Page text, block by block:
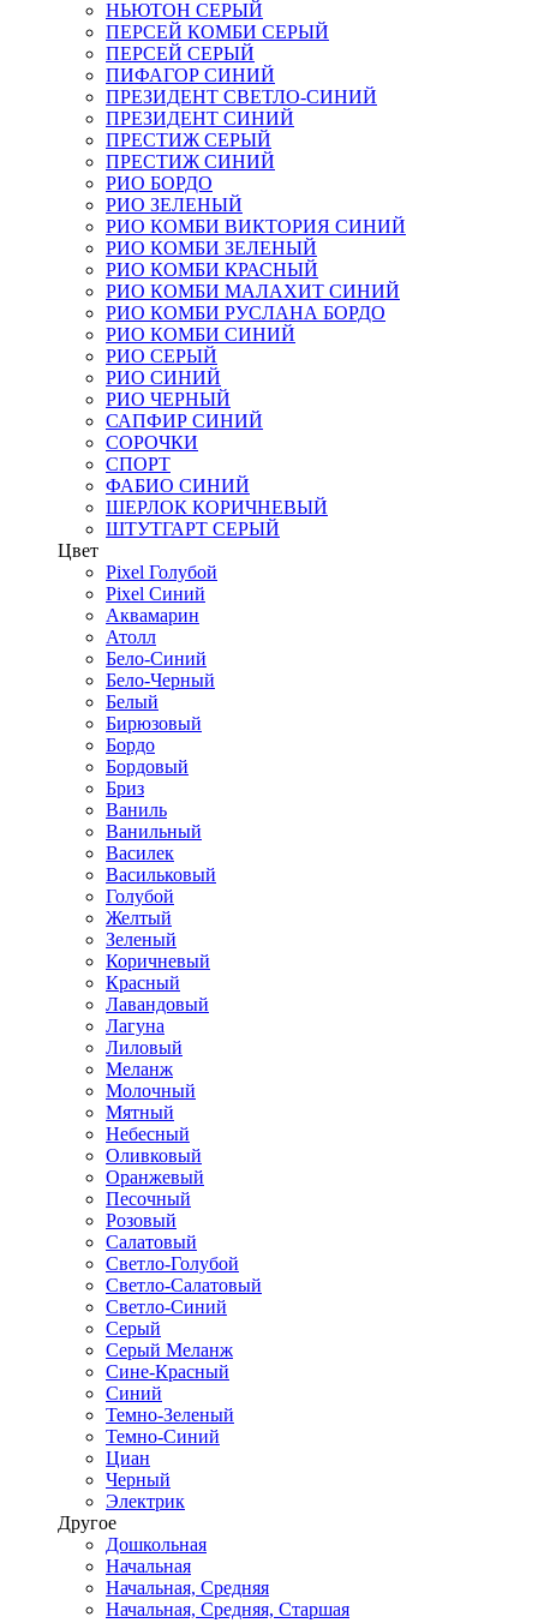
НЬЮТОН СЕРЫЙ
ПЕРСЕЙ КОМБИ СЕРЫЙ
ПЕРСЕЙ СЕРЫЙ
ПИФАГОР СИНИЙ
ПРЕЗИДЕНТ СВЕТЛО-СИНИЙ
ПРЕЗИДЕНТ СИНИЙ
ПРЕСТИЖ СЕРЫЙ
ПРЕСТИЖ СИНИЙ
РИО БОРДО
РИО ЗЕЛЕНЫЙ
РИО КОМБИ ВИКТОРИЯ СИНИЙ
РИО КОМБИ ЗЕЛЕНЫЙ
РИО КОМБИ КРАСНЫЙ
РИО КОМБИ МАЛАХИТ СИНИЙ
РИО КОМБИ РУСЛАНА БОРДО
РИО КОМБИ СИНИЙ
РИО СЕРЫЙ
РИО СИНИЙ
РИО ЧЕРНЫЙ
САПФИР СИНИЙ
СОРОЧКИ
СПОРТ
ФАБИО СИНИЙ
ШЕРЛОК КОРИЧНЕВЫЙ
ШТУТГАРТ СЕРЫЙ
Цвет
Pixel Голубой
Pixel Синий
Аквамарин
Атолл
Бело-Синий
Бело-Черный
Белый
Бирюзовый
Бордо
Бордовый
Бриз
Ваниль
Ванильный
Василек
Васильковый
Голубой
Желтый
Зеленый
Коричневый
Красный
Лавандовый
Лагуна
Лиловый
Меланж
Молочный
Мятный
Небесный
Оливковый
Оранжевый
Песочный
Розовый
Салатовый
Светло-Голубой
Светло-Салатовый
Светло-Синий
Серый
Серый Меланж
Сине-Красный
Синий
Темно-Зеленый
Темно-Синий
Циан
Черный
Электрик
Другое
Дошкольная
Начальная
Начальная, Средняя
Начальная, Средняя, Старшая